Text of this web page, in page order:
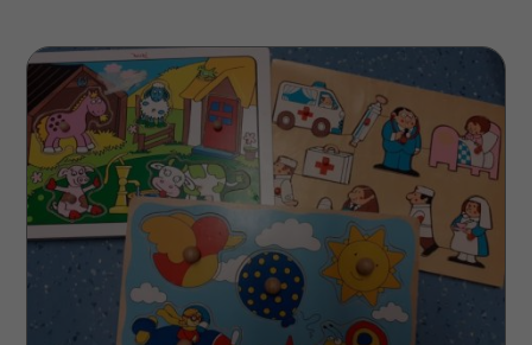
Oppimateriaalivinkkejä
erilaisille
oppilaille